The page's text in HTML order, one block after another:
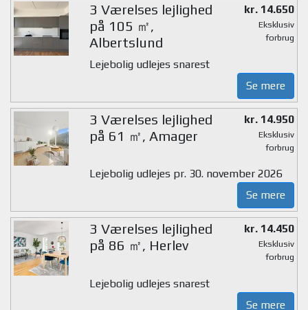
3 Værelses lejlighed
på 105 ㎡,
Albertslund
kr. 14.650
Eksklusiv
forbrug
Lejebolig udlejes snarest
Se mere
3 Værelses lejlighed
på 61 ㎡, Amager
kr. 14.950
Eksklusiv
forbrug
Lejebolig udlejes pr. 30. november 2026
Se mere
3 Værelses lejlighed
på 86 ㎡, Herlev
kr. 14.450
Eksklusiv
forbrug
Lejebolig udlejes snarest
Se mere